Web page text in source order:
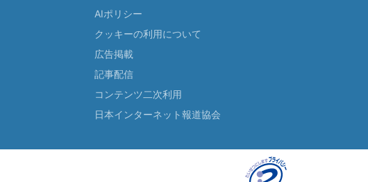
AIポリシー
クッキーの利用について
広告掲載
記事配信
コンテンツ二次利用
日本インターネット報道協会